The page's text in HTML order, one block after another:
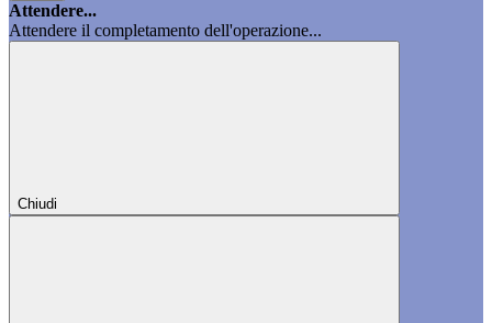
Attendere...
Attendere il completamento dell'operazione...
Chiudi